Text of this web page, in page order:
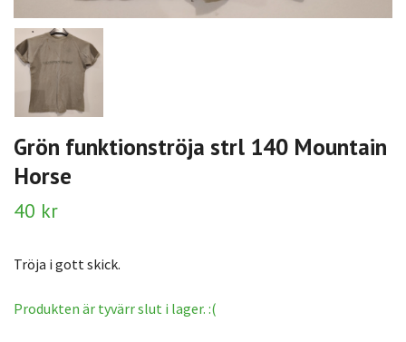
Grön funktionströja strl 140 Mountain
Horse
40 kr
Tröja i gott skick.
Produkten är tyvärr slut i lager. :(